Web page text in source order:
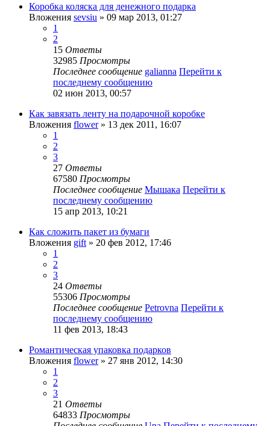
Коробка коляска для денежного подарка
Вложения sevsiu » 09 мар 2013, 01:27
1
2
15 Ответы
32985 Просмотры
Последнее сообщение galianna Перейти к
последнему сообщению
02 июн 2013, 00:57
Как завязать ленту на подарочной коробке
Вложения flower» 13 дек 2011, 16:07
1
2
3
27 Ответы
67580 Просмотры
Последнее сообщение Мышака Перейти к
последнему сообщению
15 апр 2013, 10:21
Как сложить пакет из бумаги
Вложения gift » 20 фев 2012, 17:46
1
2
3
24 Ответы
55306 Просмотры
Последнее сообщение Petrovna Перейти к
последнему сообщению
11 фев 2013, 18:43
Романтическая упаковка подарков
Вложения flower» 27 янв 2012, 14:30
1
2
3
21 Ответы
64833 Просмотры